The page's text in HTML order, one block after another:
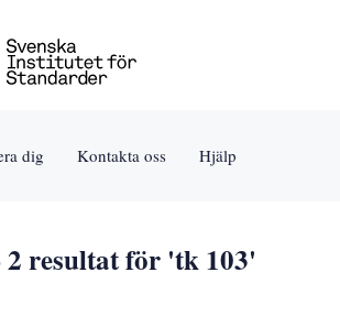
dig Kontakta oss Hjälp
2 resultat för 'tk 103'